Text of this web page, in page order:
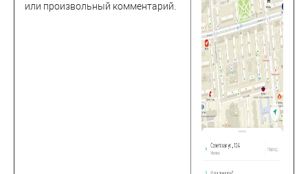
или произвольный комментарий.